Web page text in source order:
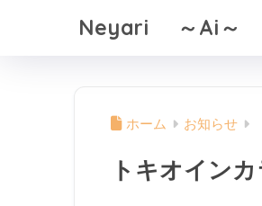
Neyari ～Ai～
ホーム お知らせ
トキオイン